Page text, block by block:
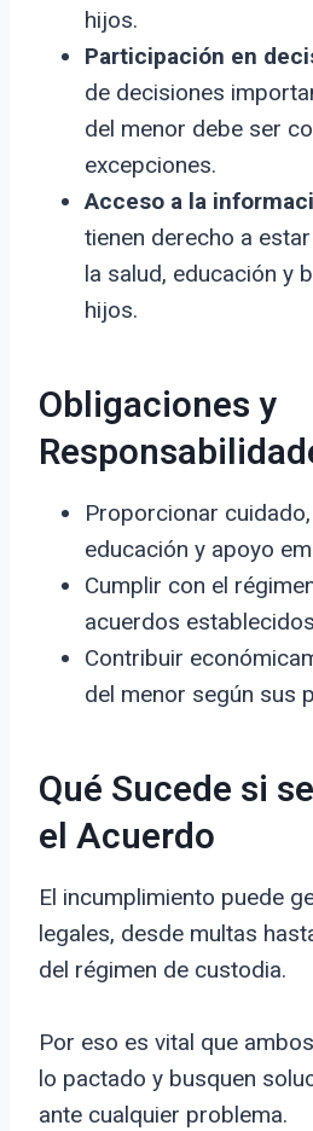
hijos.
Participación en
de decisiones
del menor debe ser
excepciones.
Acceso a la
tienen derecho a
la salud, educación y
hijos.
Obligaciones y
Proporcionar
educación y apoyo
Cumplir con el
acuerdos
Contribuir
del menor según sus
Qué Sucede si
el Acuerdo
El incumplimiento puede
legales, desde multas
del régimen de custodia.
Por eso es vital que
lo pactado y busquen
ante cualquier problema.